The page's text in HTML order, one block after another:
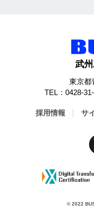
武
東京都
TEL：0428-
採用情報 サ
© 2022